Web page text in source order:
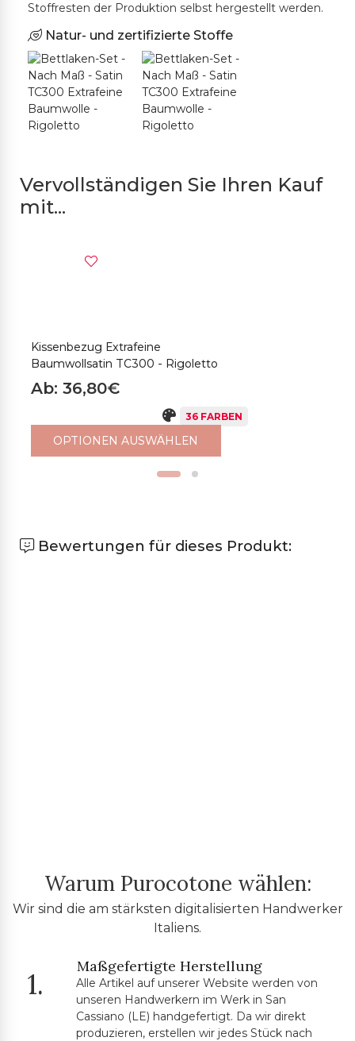
Stoffresten der Produktion selbst hergestellt werden.
Natur- und zertifizierte Stoffe
Vervollständigen Sie Ihren Kauf
mit...
Kissenbezug Extrafeine
Baumwollsatin TC300 - Rigoletto
Ab: 36,80€
36 FARBEN
OPTIONEN AUSWÄHLEN
Bewertungen für dieses Produkt:
Warum Purocotone wählen:
Wir sind die am stärksten digitalisierten Handwerker
Italiens.
1.
Maßgefertigte Herstellung
Alle Artikel auf unserer Website werden von
unseren Handwerkern im Werk in San
Cassiano (LE) handgefertigt. Da wir direkt
produzieren, erstellen wir jedes Stück nach